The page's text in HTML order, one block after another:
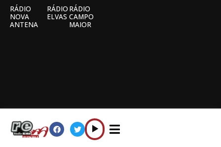
RÁDIO
NOVA
ANTENA
RÁDIO
ELVAS
RÁDIO
CAMPO
MAIOR